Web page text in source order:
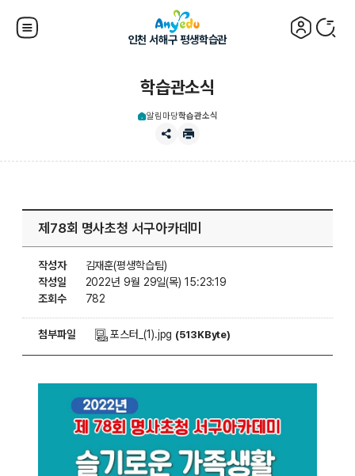
인천 서해구 평생학습관
학습관소식
알림마당학습관소식
제78회 명사초청 서구아카데미
작성자
김재훈(평생학습팀)
작성일
2022년 9월 29일(목) 15:23:19
조회수
782
첨부파일 포스터_(1).jpg (513KByte)